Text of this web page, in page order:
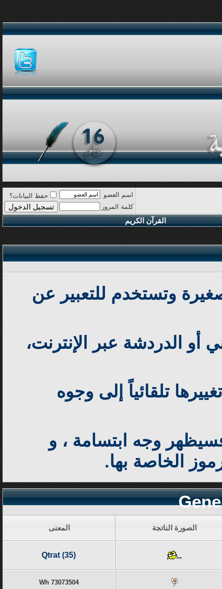
اسم العضو
حفظ البيانات؟
كلمة المرور
القرآن الكريم
وتستخدم للتعبير عن
أو الدردشة عبر الإنترنت،
تلقائياً إلى وجوه
وجه ابتسامة ، و
الخاصة بها.
الصورة الناتجة المعنى
Qtrat (35)
Wh 73073504